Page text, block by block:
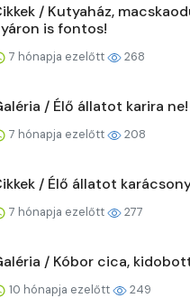
/ Kutyaház,
is fontos!
7 hónapja ezelőtt 268
/ Élő állatot karira ne!
7 hónapja ezelőtt 208
/ Élő állatot
7 hónapja ezelőtt 277
/ Kóbor cica,
10 hónapja ezelőtt 249